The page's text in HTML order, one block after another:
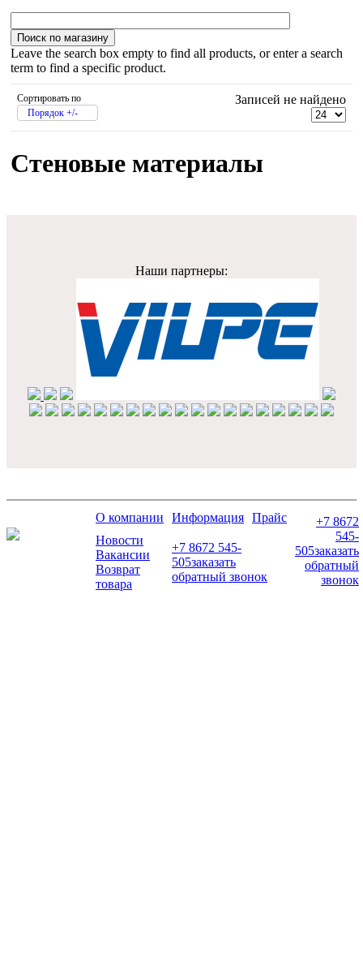
Leave the search box empty to find all products, or enter a search
term to find a specific product.
Сортировать по
Порядок +/-
Записей не найдено
Стеновые материалы
Наши партнеры:
О компании Информация Прайс
Новости
Вакансии
Возврат
товара
+7 8672 545-
505заказать
обратный звонок
+7 8672
545-
505заказать
обратный
звонок